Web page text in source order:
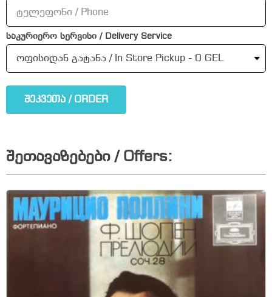
საკურიერო სერვისი / Delivery Service
შეკვეთა / ORDER
შეთავაზებები / Offers: